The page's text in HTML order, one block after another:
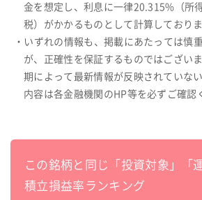
金を想定し、利息に一律20.315%（所
税）がかかるものとして計算しておりま
・いずれの情報も、掲載にあたっては慎
が、正確性を保証するものではござい
期によって最新情報が反映されていな
内容は各金融機関のHP等を必ずご確認
この銘柄と同じ「投資対象」「
積立損益率ランキング